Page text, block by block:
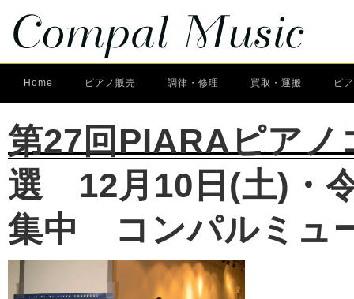
Home ピアノ販売 調律・修理 買取・運搬 ピ
第27回PIARAピアノ
選 12月10日(土)・
集中 コンパルミュ